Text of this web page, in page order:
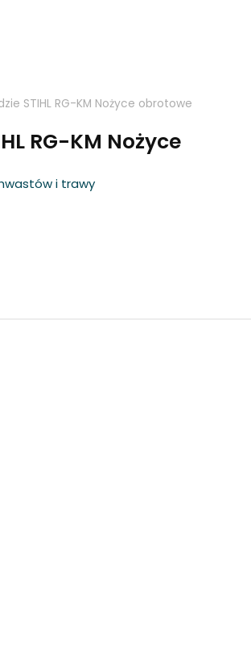
STIHL RG-KM Nożyce obrotowe
RG-KM Nożyce
i trawy